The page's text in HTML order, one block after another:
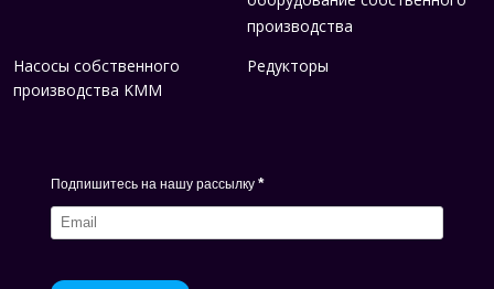
производства
Насосы собственного
производства KMM
Редукторы
Подпишитесь на нашу рассылку *